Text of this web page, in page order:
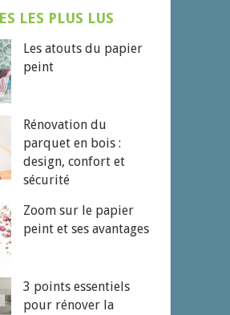
LES PLUS LUS
Les atouts du papier
peint
Rénovation du
parquet en bois :
design, confort et
sécurité
Zoom sur le papier
peint et ses avantages
3 points essentiels
pour rénover la